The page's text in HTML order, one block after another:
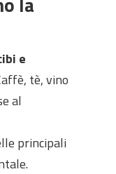
e
tè, vino
al
principali